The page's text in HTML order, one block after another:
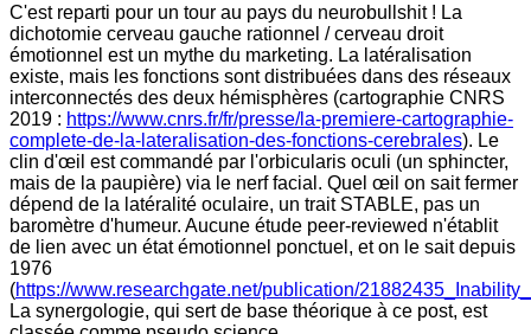
C'est reparti pour un tour au pays du neurobullshit ! La
dichotomie cerveau gauche rationnel / cerveau droit
émotionnel est un mythe du marketing. La latéralisation
existe, mais les fonctions sont distribuées dans des réseaux
interconnectés des deux hémisphères (cartographie CNRS
2019 : https://www.cnrs.fr/fr/presse/la-premiere-cartographie-
complete-de-la-lateralisation-des-fonctions-cerebrales). Le
clin d'œil est commandé par l'orbicularis oculi (un sphincter,
mais de la paupière) via le nerf facial. Quel œil on sait fermer
dépend de la latéralité oculaire, un trait STABLE, pas un
baromètre d'humeur. Aucune étude peer-reviewed n'établit
de lien avec un état émotionnel ponctuel, et on le sait depuis
1976
(https://www.researchgate.net/publication/
La synergologie, qui sert de base théorique à ce post, est